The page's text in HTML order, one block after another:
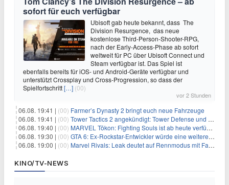
sofort für euch verfügbar
Ubisoft gab heute bekannt, dass The
Division Resurgence, das neue
kostenlose Third-Person-Shooter-RPG,
nach der Early-Access-Phase ab sofort
weltweit für PC über Ubisoft Connect und
Steam verfügbar ist. Das Spiel ist
ebenfalls bereits für iOS- und Android-Geräte verfügbar und
unterstützt Crossplay und Cross-Progression, so dass der
Spielfortschritt[…] (00)
vor 2 Stunden
06.08. 19:41 | (00) Farmer’s Dynasty 2 bringt euch neue Fahrzeuge
06.08. 19:41 | (00) Tower Tactics 2 angekündigt: Tower Defense und Deckbuilding Kombo kehrt zurück
06.08. 19:40 | (00) MARVEL Tōkon: Fighting Souls ist ab heute verfügbar
06.08. 19:30 | (00) GTA 6: Ex-Rockstar-Entwickler würde eine weitere Verschiebung nicht überraschen
06.08. 19:00 | (00) Marvel Rivals: Leak deutet auf Rennmodus mit Fahrzeugen hin
KINO/TV-NEWS